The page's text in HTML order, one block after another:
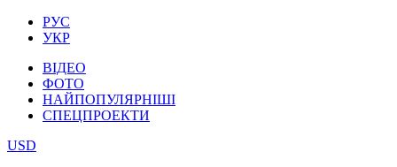
РУС
УКР
ВІДЕО
ФОТО
НАЙПОПУЛЯРНІШІ
СПЕЦПРОЕКТИ
USD